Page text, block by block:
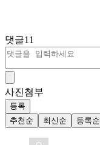
댓글11
사진첨부
등록
추천순
최신순 등록순